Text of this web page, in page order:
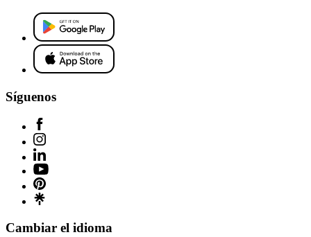
Síguenos
Cambiar el idioma